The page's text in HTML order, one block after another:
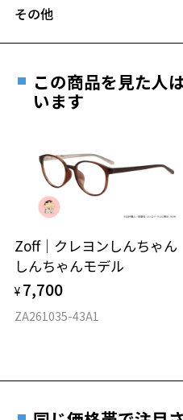
お持ちのZoffメガネサ
仕上がり寸法
D 仕上がりの横幅：約140mm
24.1g
安心1 フレーム１年間
きます。
※保証期間内に交換が行われた
延長されません。
安心2 視力測定無料
視力の変化を早めに発見
力測定をおすすめいたし
安心3 かかり具合調
す。
その他
ご希望のお客さまは、「レン
最寄りのZoff実店舗にてレン
※サングラスやパッケージ品
談ください。
＜メガネの度数情報がわからない
オンラインストアでフレーム
実店舗で度付きにできます
ご購入時に「レンズ交換券」
度数を測定のうえ、度付きレ
お近くのZoff実店舗にて度数
この商品を見た人
います
Zoff｜クレヨンしんちゃん
しんちゃんモデル
¥ 7,700
ZA261035-43A1